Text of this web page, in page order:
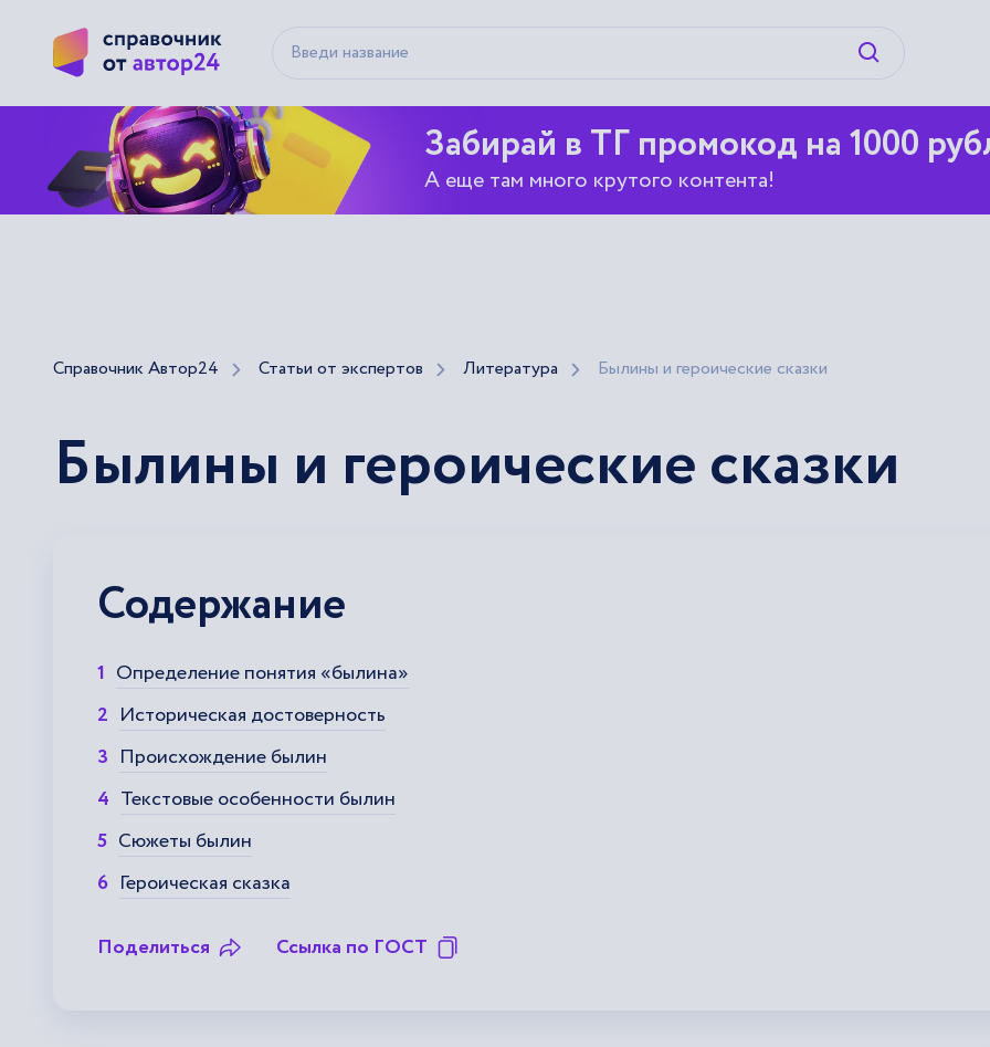
Искать
Забирай в ТГ промокод на 1000
А еще там много крутого контента!
Справочник Автор24 Статьи от экспертов Литература Былины и героические сказки
Былины и героические сказки
Содержание
Определение понятия «былина»
Историческая достоверность
Происхождение былин
Текстовые особенности былин
Сюжеты былин
Героическая сказка
Поделиться Ссылка по ГОСТ